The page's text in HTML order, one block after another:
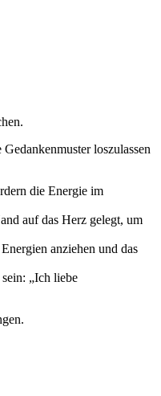
loszulassen
die Energie im
auf das Herz gelegt, um
anziehen und das
„Ich liebe